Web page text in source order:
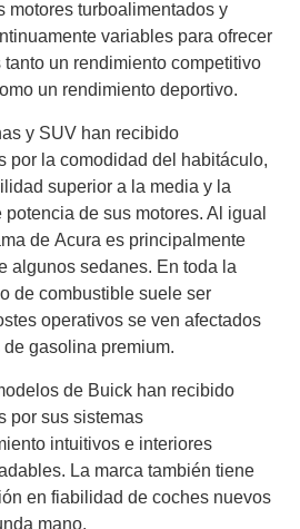
motores turboalimentados y
variables para ofrecer
un rendimiento competitivo
un rendimiento deportivo.
y SUV han recibido
por la comodidad del habitáculo,
superior a la media y la
de sus motores. Al igual
de Acura es principalmente
algunos sedanes. En toda la
de combustible suele ser
operativos se ven afectados
gasolina premium.
de Buick han recibido
por sus sistemas
intuitivos e interiores
La marca también tiene
en fiabilidad de coches nuevos
mano.